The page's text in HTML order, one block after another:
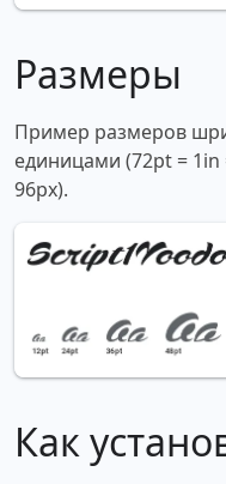
Размеры
Пример размеров
единицами (72pt = 1in
96px).
Как